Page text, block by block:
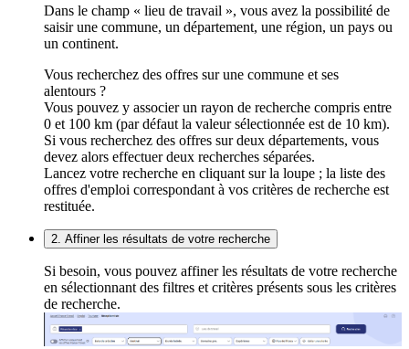
Dans le champ « lieu de travail », vous avez la possibilité de
saisir une commune, un département, une région, un pays ou
un continent.
Vous recherchez des offres sur une commune et ses
alentours ?
Vous pouvez y associer un rayon de recherche compris entre
0 et 100 km (par défaut la valeur sélectionnée est de 10 km).
Si vous recherchez des offres sur deux départements, vous
devez alors effectuer deux recherches séparées.
Lancez votre recherche en cliquant sur la loupe ; la liste des
offres d'emploi correspondant à vos critères de recherche est
restituée.
2. Affiner les résultats de votre recherche
Si besoin, vous pouvez affiner les résultats de votre recherche
en sélectionnant des filtres et critères présents sous les critères
de recherche.